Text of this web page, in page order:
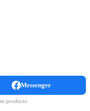
Messenger
producto